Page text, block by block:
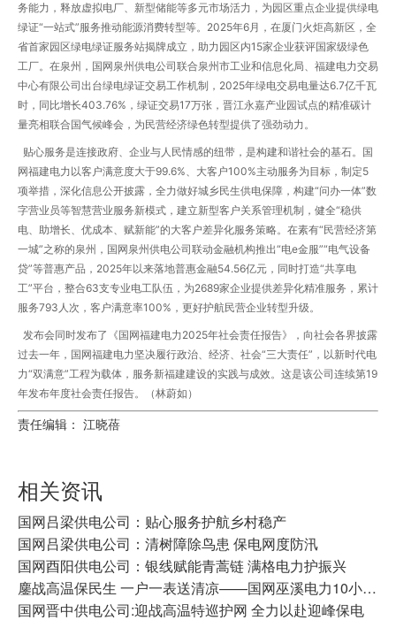
务能力，释放虚拟电厂、新型储能等多元市场活力，为园区重点企业提供绿电
绿证“一站式”服务推动能源消费转型等。2025年6月，在厦门火炬高新区，全
省首家园区绿电绿证服务站揭牌成立，助力园区内15家企业获评国家级绿色
工厂。在泉州，国网泉州供电公司联合泉州市工业和信息化局、福建电力交易
中心有限公司出台绿电绿证交易工作机制，2025年绿电交易电量达6.7亿千瓦
时，同比增长403.76%，绿证交易17万张，晋江永嘉产业园试点的精准碳计
量亮相联合国气候峰会，为民营经济绿色转型提供了强劲动力。
贴心服务是连接政府、企业与人民情感的纽带，是构建和谐社会的基石。国
网福建电力以客户满意度大于99.6%、大客户100%主动服务为目标，制定5
项举措，深化信息公开披露，全力做好城乡民生供电保障，构建“问办一体”数
字营业员等智慧营业服务新模式，建立新型客户关系管理机制，健全“稳供
电、助增长、优成本、赋新能”的大客户差异化服务策略。在素有“民营经济第
一城”之称的泉州，国网泉州供电公司联动金融机构推出“电e金服”“电气设备
贷”等普惠产品，2025年以来落地普惠金融54.56亿元，同时打造“共享电
工”平台，整合63支专业电工队伍，为2689家企业提供差异化精准服务，累计
服务793人次，客户满意率100%，更好护航民营企业转型升级。
发布会同时发布了《国网福建电力2025年社会责任报告》，向社会各界披露
过去一年，国网福建电力坚决履行政治、经济、社会“三大责任”，以新时代电
力“双满意”工程为载体，服务新福建建设的实践与成效。这是该公司连续第19
年发布年度社会责任报告。（林蔚如）
责任编辑： 江晓蓓
相关资讯
国网吕梁供电公司：贴心服务护航乡村稳产
国网吕梁供电公司：清树障除鸟患 保电网度防汛
国网酉阳供电公司：银线赋能青蒿链 满格电力护振兴
鏖战高温保民生 一户一表送清凉——国网巫溪电力10小时攻坚化解53户居民用电难题
国网晋中供电公司:迎战高温特巡护网 全力以赴迎峰保电